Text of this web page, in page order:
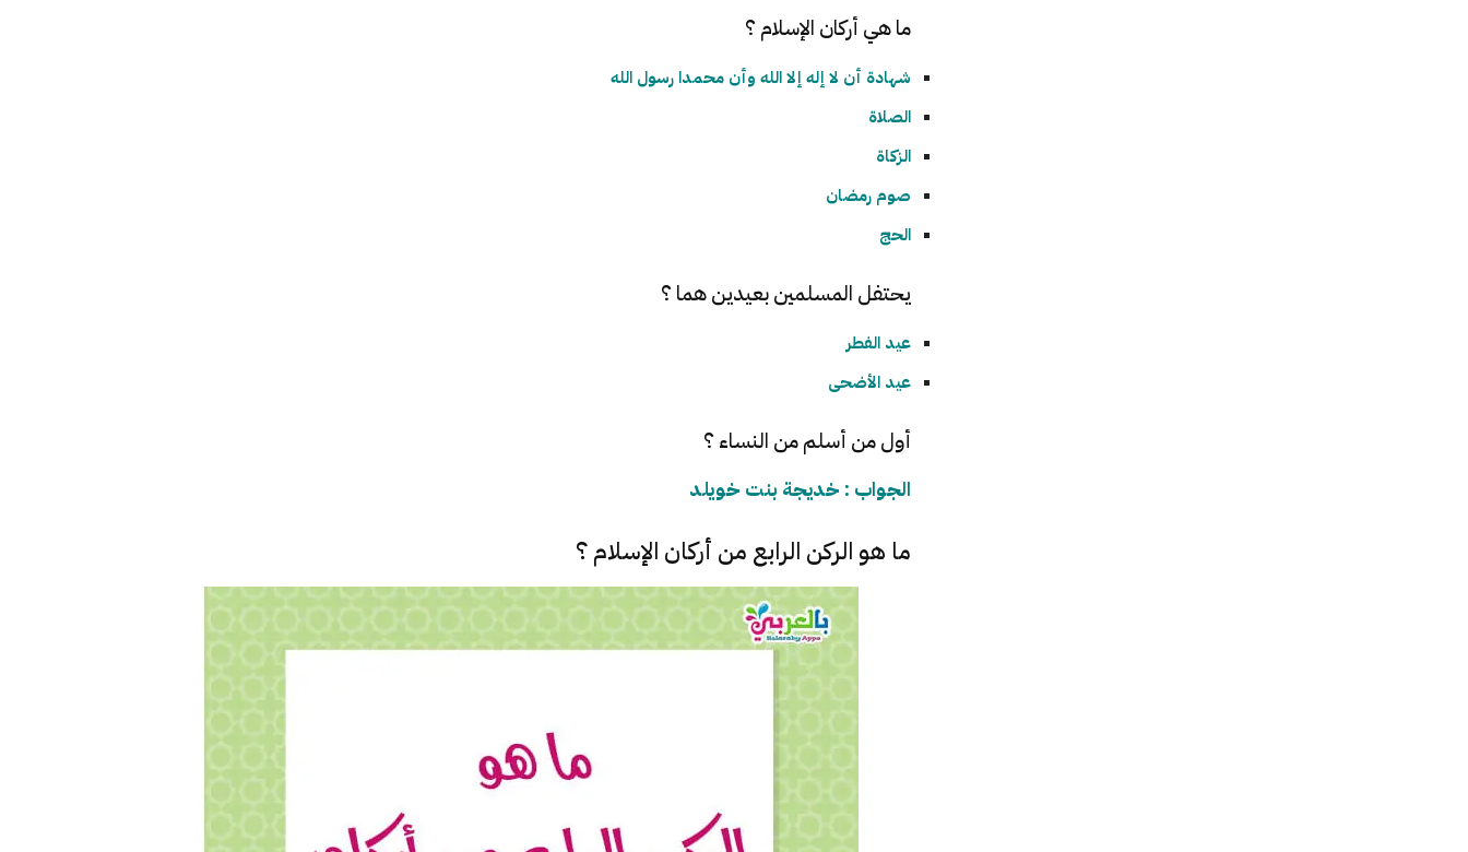
ما هي أركان الإسلام ؟
شهادة أن لا إله إلا الله وأن محمدا رسول الله
الصلاة
الزكاة
صوم رمضان
الحج
يحتفل المسلمين بعيدين هما ؟
عيد الفطر
عيد الأضحى
أول من أسلم من النساء ؟
الجواب : خديجة بنت خويلد
ما هو الركن الرابع من أركان الإسلام ؟